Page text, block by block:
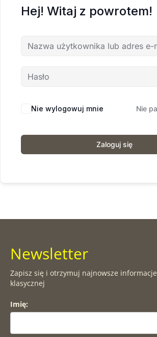
Hej! Witaj z powrotem!
Nie wylogowuj mnie Nie
Zaloguj się
Newsletter
Zapisz się i otrzymuj najnowsze
klasycznej
Imię: